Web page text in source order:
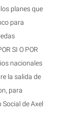
planes que
para
SI O POR
nacionales
la salida de
para
de Axel